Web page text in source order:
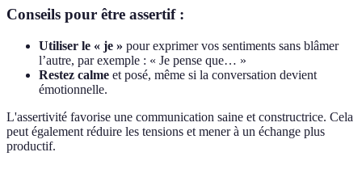
Conseils pour être assertif :
Utiliser le « je » pour exprimer vos sentiments sans blâmer
l’autre, par exemple : « Je pense que… »
Restez calme et posé, même si la conversation devient
émotionnelle.
L'assertivité favorise une communication saine et constructrice. Cela
peut également réduire les tensions et mener à un échange plus
productif.